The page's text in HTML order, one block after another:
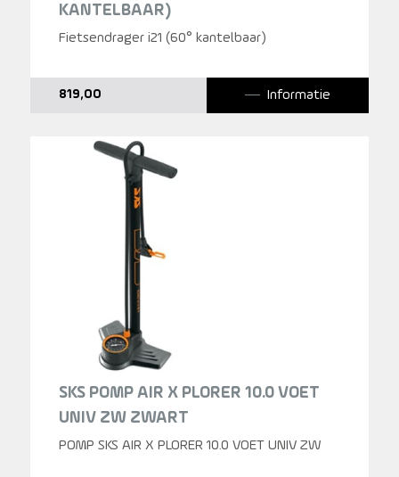
KANTELBAAR)
Fietsendrager i21 (60° kantelbaar)
819,00 Informatie
SKS POMP AIR X PLORER 10.0 VOET
UNIV ZW ZWART
POMP SKS AIR X PLORER 10.0 VOET UNIV ZW